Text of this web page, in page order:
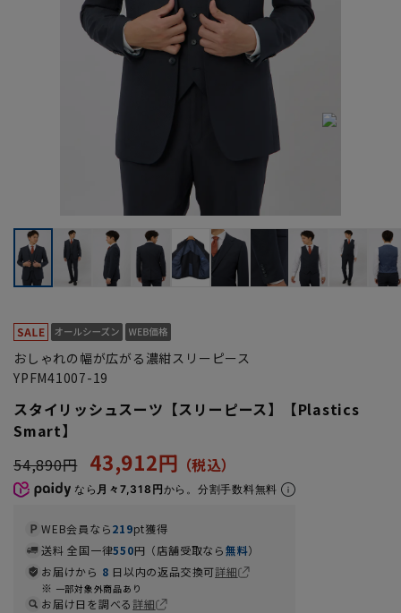
おしゃれの幅が広がる濃紺スリーピース
YPFM41007-19
スタイリッシュスーツ【スリーピース】【Plastics
Smart】
54,890円
43,912円
なら 月々7,318円から。分割手数料無料
WEB会員なら219pt獲得
送料 全国一律550円（店舗受取なら無料）
お届けから 8 日以内の返品交換可詳細
一部対象外商品あり
お届け日を調べる詳細